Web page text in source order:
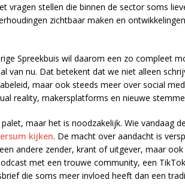
vragen stellen die binnen de sector soms
zichtbaar maken en
Spreekbuis wil daarom een zo compleet
van nu. Dat betekent dat we niet alleen
maar ook steeds meer over social
reality, makersplatforms en nieuwe
maar het is noodzakelijk. Wie vandaag
kijken. De macht over aandacht is
andere zender, krant of uitgever, maar
met een trouwe community, een
die soms meer invloed heeft dan een